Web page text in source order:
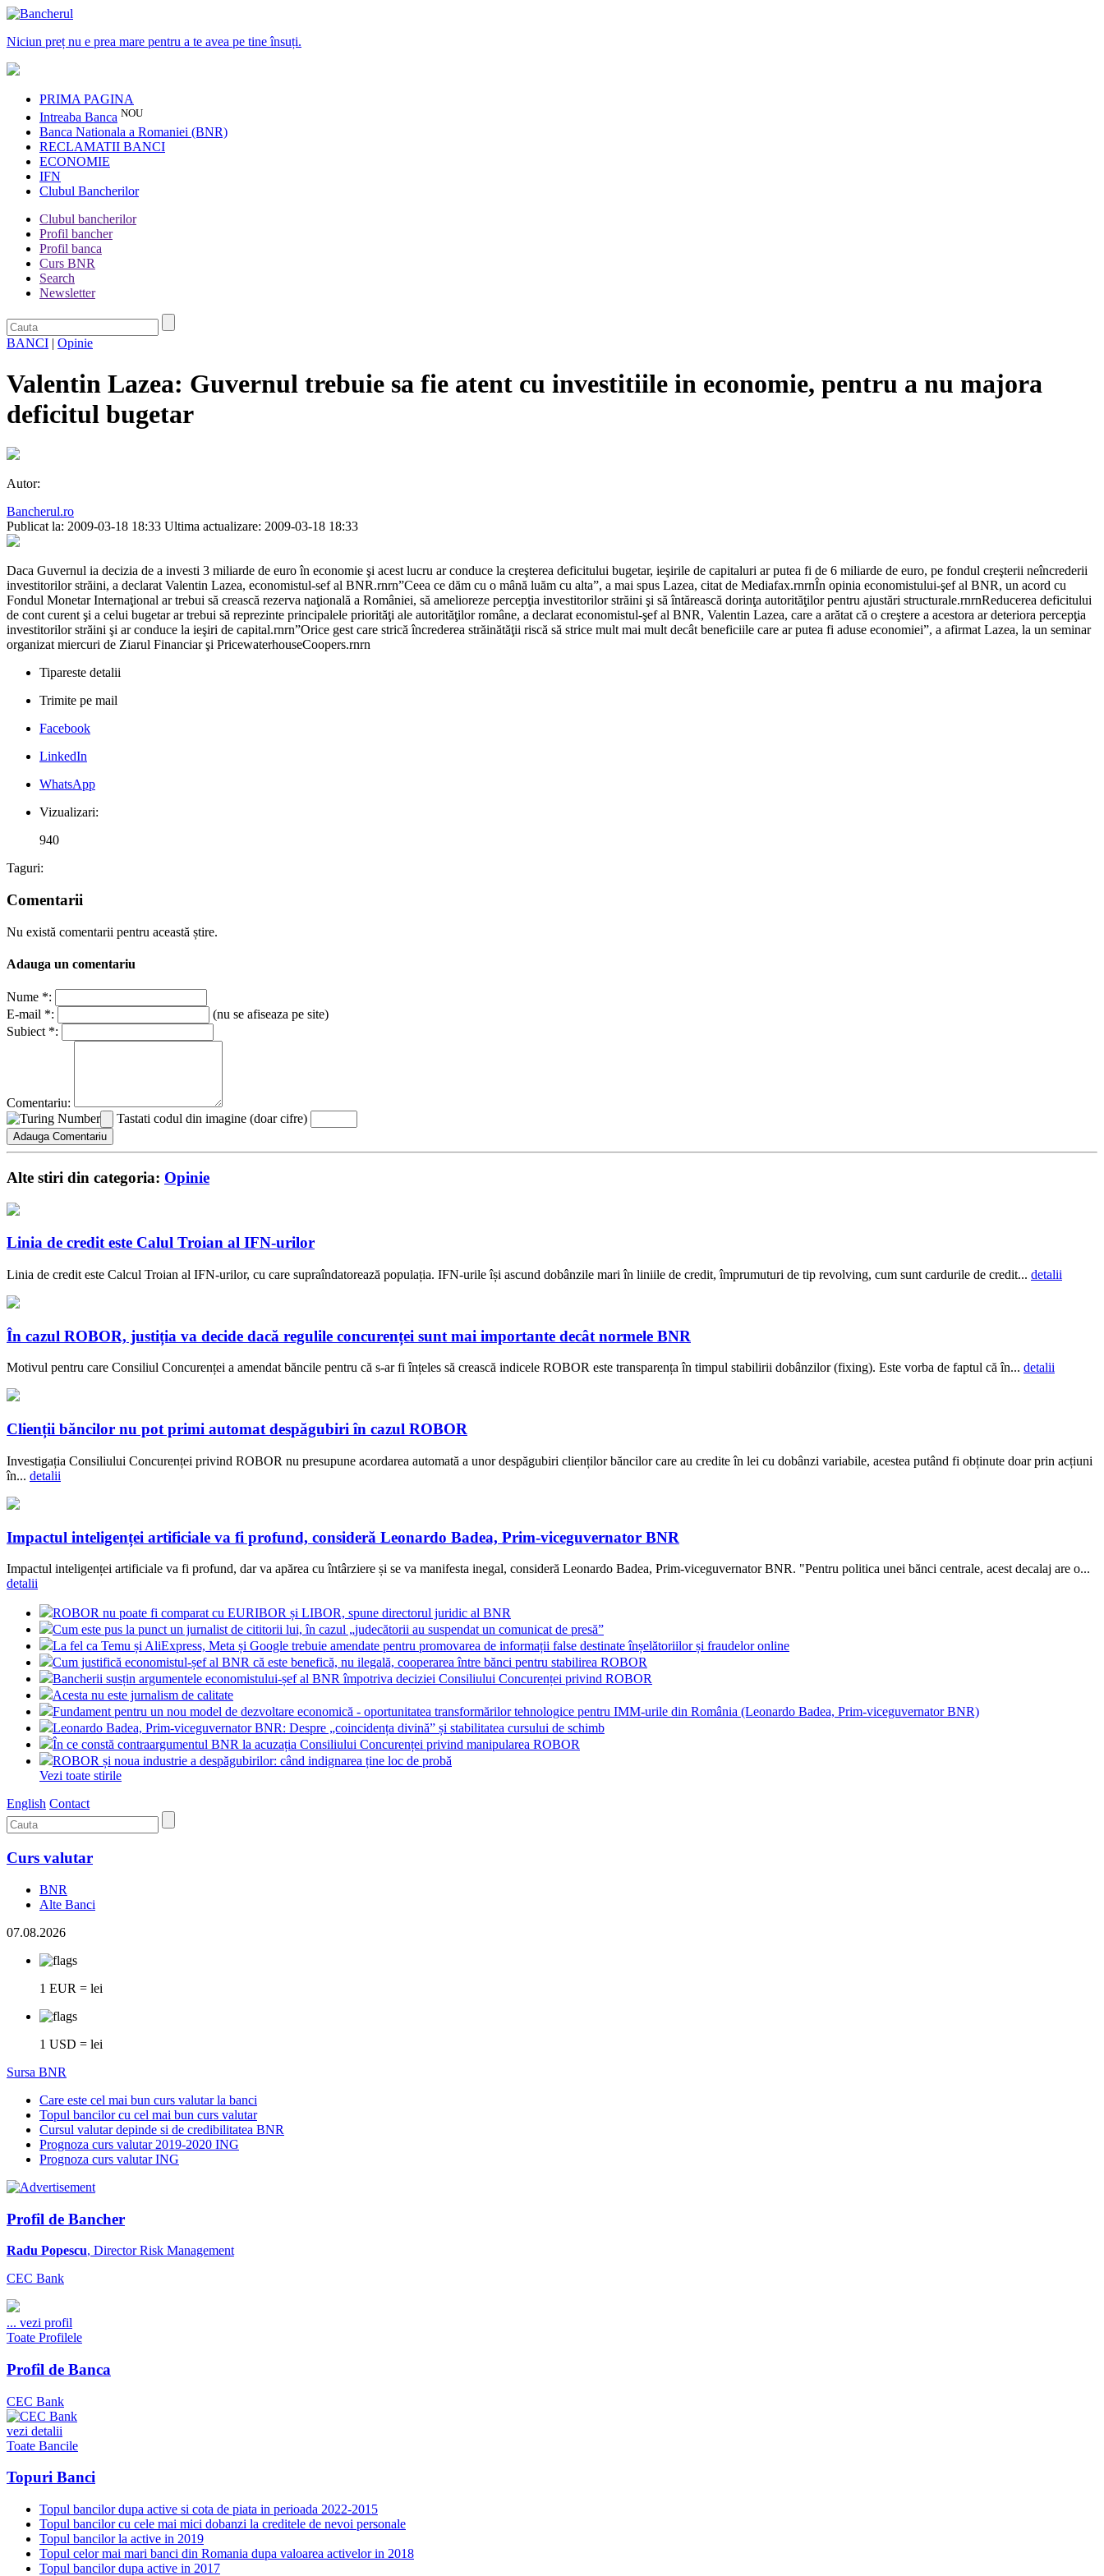
Niciun preț nu e prea mare pentru a te avea pe tine însuți.
PRIMA PAGINA
Intreaba Banca NOU
Banca Nationala a Romaniei (BNR)
RECLAMATII BANCI
ECONOMIE
IFN
Clubul Bancherilor
Clubul bancherilor
Profil bancher
Profil banca
Curs BNR
Search
Newsletter
BANCI | Opinie
Valentin Lazea: Guvernul trebuie sa fie atent cu investitiile in economie, pentru a nu majora
deficitul bugetar
Autor:
Bancherul.ro
Publicat la: 2009-03-18 18:33 Ultima actualizare: 2009-03-18 18:33
Daca Guvernul ia decizia de a investi 3 miliarde de euro în economie şi acest lucru ar conduce la creşterea deficitului bugetar, ieşirile de capitaluri ar putea fi de 6 miliarde de euro, pe fondul creşterii neîncrederii
investitorilor străini, a declarat Valentin Lazea, economistul-sef al BNR.rnrn”Ceea ce dăm cu o mână luăm cu alta”, a mai spus Lazea, citat de Mediafax.rnrnÎn opinia economistului-şef al BNR, un acord cu
Fondul Monetar Internaţional ar trebui să crească rezerva naţională a României, să amelioreze percepţia investitorilor străini şi să întărească dorinţa autorităţilor pentru ajustări structurale.rnrnReducerea deficitului
de cont curent şi a celui bugetar ar trebui să reprezinte principalele priorităţi ale autorităţilor române, a declarat economistul-şef al BNR, Valentin Lazea, care a arătat că o creştere a acestora ar deteriora percepţia
investitorilor străini şi ar conduce la ieşiri de capital.rnrn”Orice gest care strică încrederea străinătăţii riscă să strice mult mai mult decât beneficiile care ar putea fi aduse economiei”, a afirmat Lazea, la un seminar
organizat miercuri de Ziarul Financiar şi PricewaterhouseCoopers.rnrn
Tipareste detalii
Trimite pe mail
Facebook
LinkedIn
WhatsApp
Vizualizari:
940
Taguri:
Comentarii
Nu există comentarii pentru această știre.
Adauga un comentariu
Nume *:
E-mail *:
(nu se afiseaza pe site)
Subiect *:
Comentariu:
Tastati codul din imagine (doar cifre)
Alte stiri din categoria: Opinie
Linia de credit este Calul Troian al IFN-urilor
Linia de credit este Calcul Troian al IFN-urilor, cu care supraîndatorează populația. IFN-urile își ascund dobânzile mari în liniile de credit, împrumuturi de tip revolving, cum sunt cardurile de credit... detalii
În cazul ROBOR, justiția va decide dacă regulile concurenței sunt mai importante decât normele BNR
Motivul pentru care Consiliul Concurenței a amendat băncile pentru că s-ar fi înțeles să crească indicele ROBOR este transparența în timpul stabilirii dobânzilor (fixing). Este vorba de faptul că în... detalii
Clienții băncilor nu pot primi automat despăgubiri în cazul ROBOR
Investigația Consiliului Concurenței privind ROBOR nu presupune acordarea automată a unor despăgubiri clienților băncilor care au credite în lei cu dobânzi variabile, acestea putând fi obținute doar prin acțiuni
în... detalii
Impactul inteligenței artificiale va fi profund, consideră Leonardo Badea, Prim-viceguvernator BNR
Impactul inteligenței artificiale va fi profund, dar va apărea cu întârziere și se va manifesta inegal, consideră Leonardo Badea, Prim-viceguvernator BNR. "Pentru politica unei bănci centrale, acest decalaj are o...
detalii
ROBOR nu poate fi comparat cu EURIBOR și LIBOR, spune directorul juridic al BNR
Cum este pus la punct un jurnalist de cititorii lui, în cazul „judecătorii au suspendat un comunicat de presă”
La fel ca Temu și AliExpress, Meta și Google trebuie amendate pentru promovarea de informații false destinate înșelătoriilor și fraudelor online
Cum justifică economistul-șef al BNR că este benefică, nu ilegală, cooperarea între bănci pentru stabilirea ROBOR
Bancherii susțin argumentele economistului-șef al BNR împotriva deciziei Consiliului Concurenței privind ROBOR
Acesta nu este jurnalism de calitate
Fundament pentru un nou model de dezvoltare economică - oportunitatea transformărilor tehnologice pentru IMM-urile din România (Leonardo Badea, Prim-viceguvernator BNR)
Leonardo Badea, Prim-viceguvernator BNR: Despre „coincidența divină” și stabilitatea cursului de schimb
În ce constă contraargumentul BNR la acuzația Consiliului Concurenței privind manipularea ROBOR
ROBOR și noua industrie a despăgubirilor: când indignarea ține loc de probă
Vezi toate stirile
English Contact
Curs valutar
BNR
Alte Banci
07.08.2026
1 EUR = lei
1 USD = lei
Sursa BNR
Care este cel mai bun curs valutar la banci
Topul bancilor cu cel mai bun curs valutar
Cursul valutar depinde si de credibilitatea BNR
Prognoza curs valutar 2019-2020 ING
Prognoza curs valutar ING
Profil de Bancher
Radu Popescu, Director Risk Management
CEC Bank
... vezi profil
Toate Profilele
Profil de Banca
CEC Bank
vezi detalii
Toate Bancile
Topuri Banci
Topul bancilor dupa active si cota de piata in perioada 2022-2015
Topul bancilor cu cele mai mici dobanzi la creditele de nevoi personale
Topul bancilor la active in 2019
Topul celor mai mari banci din Romania dupa valoarea activelor in 2018
Topul bancilor dupa active in 2017